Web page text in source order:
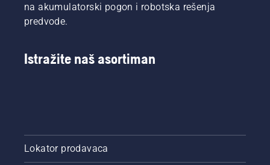
na akumulatorski pogon i robotska rešenja
predvode.
Istražite naš asortiman
Lokator prodavaca